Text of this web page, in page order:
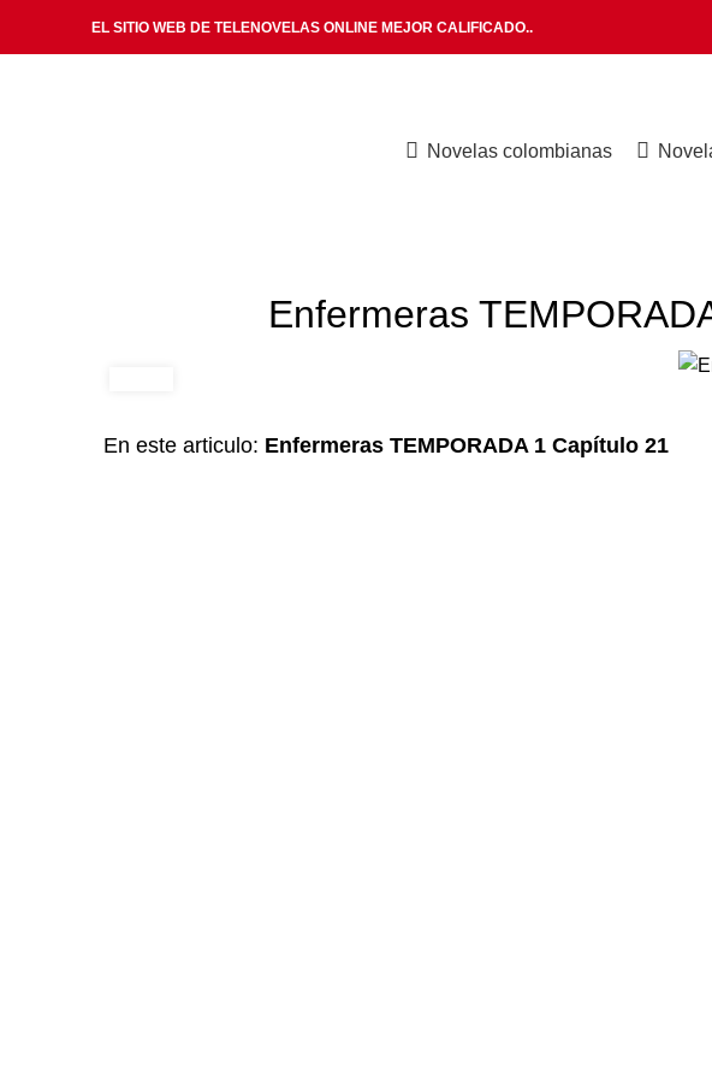
EL SITIO WEB DE TELENOVELAS ONLINE MEJOR CALIFICADO..
Novelas colombianas
Enfermeras
En este articulo: Enfermeras TEMPORADA 1 Capítulo 21